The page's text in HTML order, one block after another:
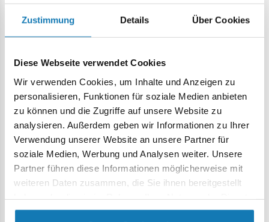
Zustimmung Details Über Cookies
Diese Webseite verwendet Cookies
Wir verwenden Cookies, um Inhalte und Anzeigen zu
personalisieren, Funktionen für soziale Medien anbieten
zu können und die Zugriffe auf unsere Website zu
analysieren. Außerdem geben wir Informationen zu Ihrer
Verwendung unserer Website an unsere Partner für
soziale Medien, Werbung und Analysen weiter. Unsere
Partner führen diese Informationen möglicherweise mit
weiteren Daten zusammen, die Sie ihnen bereitgestellt
gesammelt haben.
Ihre Leidenschaft durch Blöcke aus und bauen Sie Block
für Block Geschichte auf!
hergestellt in der EU von einem Unternehmen mit über
die Sicherheitsstandards für Kinderprodukte erfüllen,
voll kompatibel mit Klemm-Bausteinen anderer Marken,
Blöcke mit Aufdrucken verformen sich nicht und
verblassen nicht beim Spielen oder unter
Temperatureinfluss,
klare und intuitive Anweisungen basierend auf
Zeichnungen und Symbolen,
Modellabmessungen (L x B x H): 10 cm (3,9 Zoll) x 4,5 cm
(1,8 Zoll) x 4 cm (1,6 Zoll)